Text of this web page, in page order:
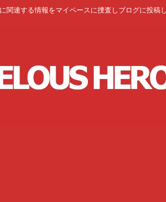
関連する情報をマイペースに捜査しブログに投稿